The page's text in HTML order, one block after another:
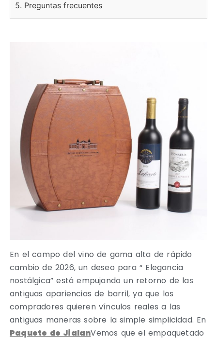
5. Preguntas frecuentes
En el campo del vino de gama alta de rápido
cambio de 2026, un deseo para “ Elegancia
nostálgica” está empujando un retorno de las
antiguas apariencias de barril, ya que los
compradores quieren vínculos reales a las
antiguas maneras sobre la simple simplicidad. En
Paquete de JialanVemos que el empaquetado